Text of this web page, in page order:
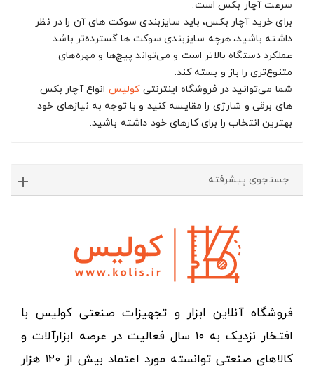
سرعت آچار بکس است.
برای خرید آچار بکس، باید سایزبندی سوکت های آن را در نظر
داشته باشید، هرچه سایزبندی سوکت ها گسترده‌تر باشد
عملکرد دستگاه بالاتر است و می‌تواند پیچ‌ها و مهره‌های
متنوع‌تری را باز و بسته کند.
شما می‌توانید در فروشگاه اینترنتیکولیس انواع آچار بکس
های برقی و شارژی را مقایسه کنید و با توجه به نیازهای خود
بهترین انتخاب را برای کارهای خود داشته باشید.
جستجوی پیشرفته
فروشگاه آنلاین ابزار و تجهیزات صنعتی کولیس با
افتخار نزدیک به ۱۰ سال فعالیت در عرصه ابزارآلات و
کالاهای صنعتی توانسته مورد اعتماد بیش از ۱۲۰ هزار